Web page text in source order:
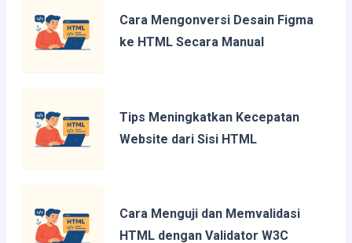
Cara Mengonversi Desain Figma
ke HTML Secara Manual
Tips Meningkatkan Kecepatan
Website dari Sisi HTML
Cara Menguji dan Memvalidasi
HTML dengan Validator W3C